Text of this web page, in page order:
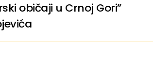
običaji u Crnoj Gori”